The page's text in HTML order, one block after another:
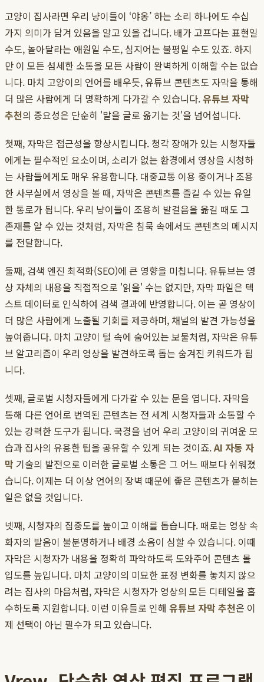
고양이 집사라면 우리 냥이들이 ‘야옹’ 하는 소리 하나에도 수십
가지 의미가 담겨 있음을 알고 있을 겁니다. 배가 고프다는 표현일
수도, 놀아달라는 애원일 수도, 심지어는 불평일 수도 있죠. 하지
만 이 모든 섬세한 소통을 모든 사람이 완벽하게 이해할 수는 없습
니다. 마치 고양이의 언어를 배우듯, 유튜브 콘텐츠도 자막을 통해
더 많은 사람에게 더 명확하게 다가갈 수 있습니다.유튜브 자막
추천의 중요성은 단순히 '말을 글로 옮기는 것'을 넘어섭니다.
첫째, 자막은 접근성을 향상시킵니다. 청각 장애가 있는 시청자들
에게는 필수적인 요소이며, 소리가 없는 환경에서 영상을 시청하
는 사람들에게도 매우 유용합니다. 대중교통 이용 중이거나 조용
한 사무실에서 영상을 볼 때, 자막은 콘텐츠를 즐길 수 있는 유일
한 통로가 됩니다. 우리 냥이들이 조용히 발걸음을 옮길 때도 그
존재를 알 수 있는 것처럼, 자막은 침묵 속에서도 콘텐츠의 메시지
를 전달합니다.
둘째, 검색 엔진 최적화(SEO)에 큰 영향을 미칩니다. 유튜브는 영
상 자체의 내용을 직접적으로 '읽을' 수는 없지만, 자막 파일은 텍
스트 데이터로 인식하여 검색 결과에 반영합니다. 이는 곧 영상이
더 많은 사람에게 노출될 기회를 제공하며, 채널의 발견 가능성을
높여줍니다. 마치 고양이 털 속에 숨어있는 보물처럼, 자막은 유튜
브 알고리즘이 우리 영상을 발견하도록 돕는 숨겨진 키워드가 됩
니다.
셋째, 글로벌 시청자들에게 다가갈 수 있는 문을 엽니다. 자막을
통해 다른 언어로 번역된 콘텐츠는 전 세계 시청자들과 소통할 수
있는 강력한 도구가 됩니다. 국경을 넘어 우리 고양이의 귀여운 모
습과 집사의 유용한 팁을 공유할 수 있게 되는 것이죠.AI 자동 자
막 기술의 발전으로 이러한 글로벌 소통은 그 어느 때보다 쉬워졌
습니다. 이제는 더 이상 언어의 장벽 때문에 좋은 콘텐츠가 묻히는
일은 없을 것입니다.
넷째, 시청자의 집중도를 높이고 이해를 돕습니다. 때로는 영상 속
화자의 발음이 불분명하거나 배경 소음이 심할 수 있습니다. 이때
자막은 시청자가 내용을 정확히 파악하도록 도와주어 콘텐츠 몰
입도를 높입니다. 마치 고양이의 미묘한 표정 변화를 놓치지 않으
려는 집사의 마음처럼, 자막은 시청자가 영상의 모든 디테일을 흡
수하도록 지원합니다. 이런 이유들로 인해 유튜브 자막 추천은 이
제 선택이 아닌 필수가 되고 있습니다.